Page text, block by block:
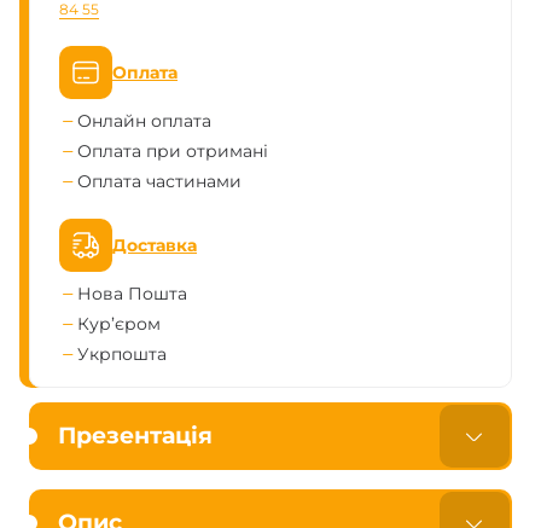
84 55
Оплата
Онлайн оплата
Оплата при отримані
Оплата частинами
Доставка
Нова Пошта
Кур’єром
Укрпошта
Презентація